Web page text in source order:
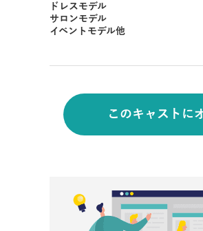
ドレスモデル
サロンモデル
イベントモデル他
このキャストに